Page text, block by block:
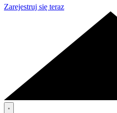
Zarejestruj się teraz